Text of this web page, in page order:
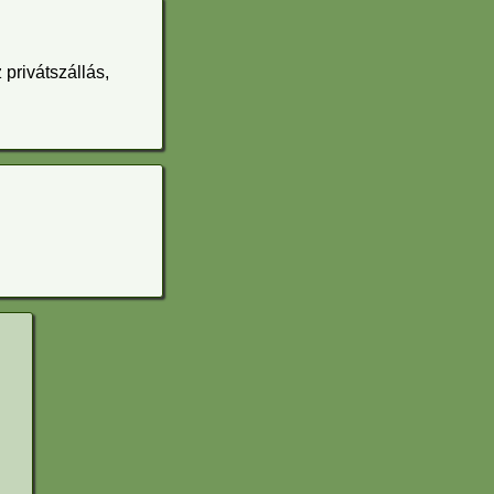
privátszállás,